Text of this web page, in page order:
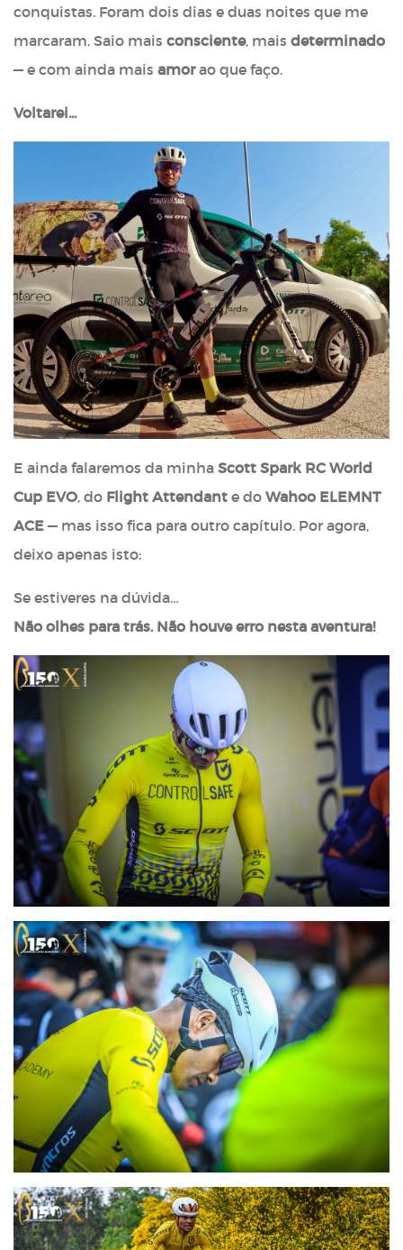
conquistas. Foram dois dias e duas noites que me
marcaram. Saio mais consciente, mais determinado
— e com ainda mais amorao que faço.
Voltarei...
E ainda falaremos da minha Scott Spark RC World
Cup EVO, do Flight Attendant e do Wahoo ELEMNT
ACE — mas isso fica para outro capítulo. Por agora,
deixo apenas isto:
Se estiveres na dúvida…
Não olhes para trás. Não houve erro nesta aventura!